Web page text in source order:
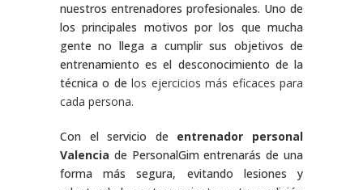
nuestros entrenadores profesionales. Uno de
los principales motivos por los que mucha
gente no llega a cumplir sus objetivos de
entrenamiento es el desconocimiento de la
técnica o delos ejercicios más eficaces para
cada persona.
Con el servicio de entrenador personal
Valencia de PersonalGim entrenarás de una
forma más segura, evitando lesiones y